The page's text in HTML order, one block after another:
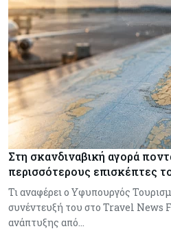
Στη σκανδιναβική αγορά
περισσότερους επισκέπτες
Τι αναφέρει ο Υφυπουργός
συνέντευξή του στο Travel News
ανάπτυξης από…